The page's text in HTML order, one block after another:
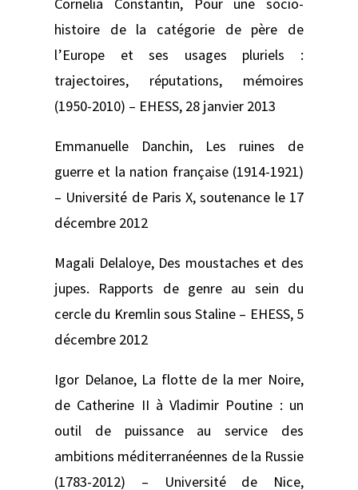
histoire de la catégorie de père de
l’Europe et ses usages pluriels :
trajectoires, réputations, mémoires
(1950-2010) – EHESS, 28 janvier 2013
Emmanuelle Danchin, Les ruines de
guerre et la nation française (1914-1921)
– Université de Paris X, soutenance le 17
décembre 2012
Magali Delaloye, Des moustaches et des
jupes. Rapports de genre au sein du
cercle du Kremlin sous Staline – EHESS, 5
décembre 2012
Igor Delanoe, La flotte de la mer Noire,
de Catherine II à Vladimir Poutine : un
outil de puissance au service des
ambitions méditerranéennes de la Russie
(1783-2012) –
Université de Nice,